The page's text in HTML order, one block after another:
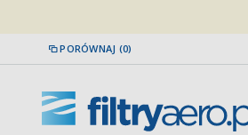
PORÓWNAJ (0)